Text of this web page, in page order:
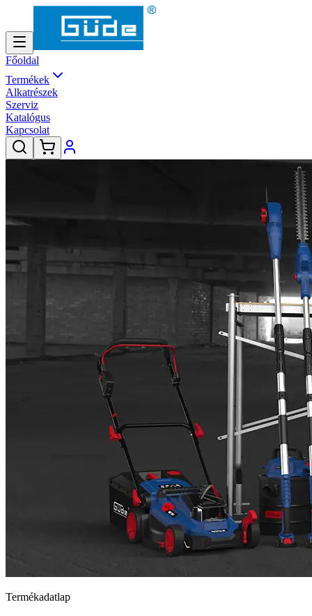
Főoldal
Termékek
Alkatrészek
Szerviz
Katalógus
Kapcsolat
Termékadatlap